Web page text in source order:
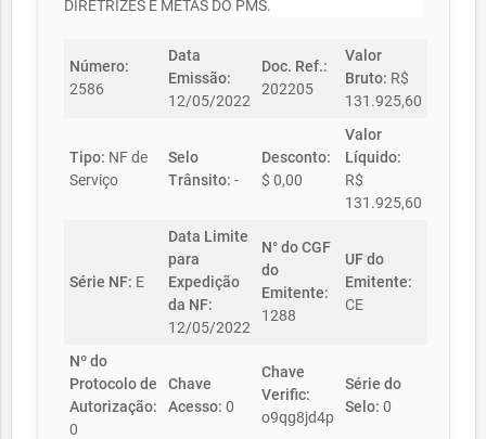
DIRETRIZES E METAS DO PMS.
Número:
2586
Data
Emissão:
12/05/2022
Doc. Ref.:
202205
Valor
Bruto: R$
131.925,60
Tipo: NF de
Serviço
Selo
Trânsito: -
Desconto:
$ 0,00
Valor
Líquido:
R$
131.925,60
Série NF: E
Data Limite
para
Expedição
da NF:
12/05/2022
N° do CGF
do
Emitente:
1288
UF do
Emitente:
CE
Nº do
Protocolo de
Autorização:
0
Chave
Acesso: 0
Chave
Verific:
o9qg8jd4p
Série do
Selo: 0